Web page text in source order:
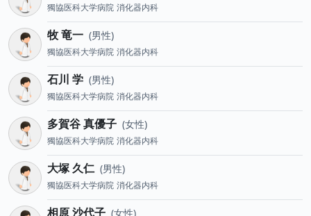
獨協医科大学病院 消化器内科
牧 竜一 男性
獨協医科大学病院 消化器内科
石川 学 男性
獨協医科大学病院 消化器内科
多賀谷 真優子 女性
獨協医科大学病院 消化器内科
大塚 久仁 男性
獨協医科大学病院 消化器内科
相原 沙代子 女性